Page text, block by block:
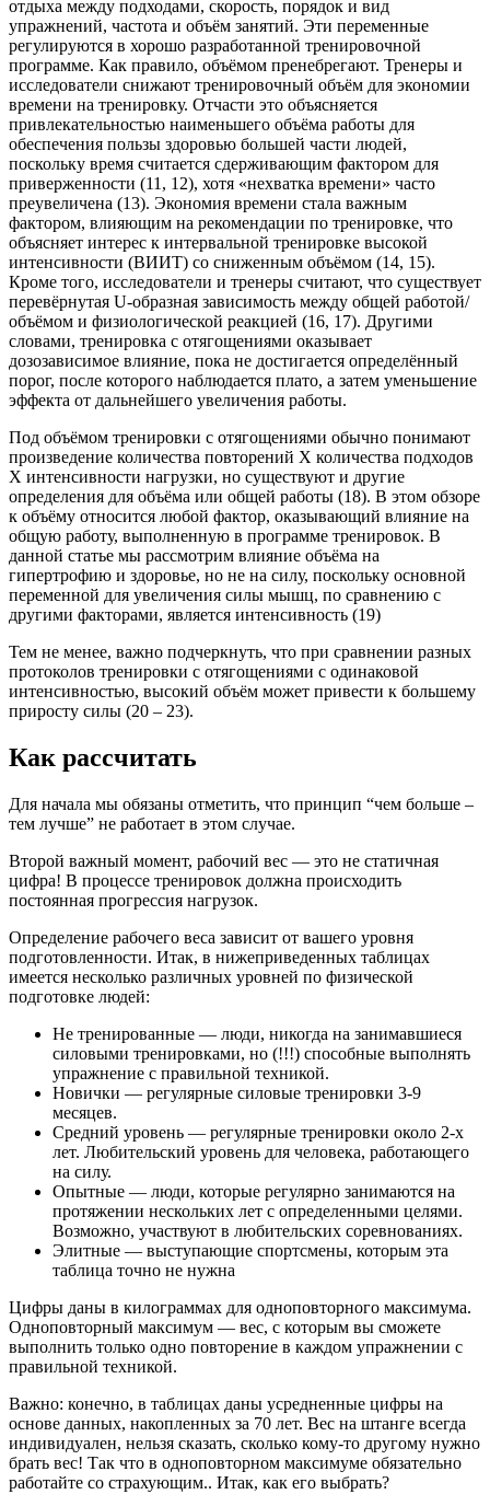
отдыха между подходами, скорость, порядок и вид
упражнений, частота и объём занятий. Эти переменные
регулируются в хорошо разработанной тренировочной
программе. Как правило, объёмом пренебрегают. Тренеры и
исследователи снижают тренировочный объём для экономии
времени на тренировку. Отчасти это объясняется
привлекательностью наименьшего объёма работы для
обеспечения пользы здоровью большей части людей,
поскольку время считается сдерживающим фактором для
приверженности (11, 12), хотя «нехватка времени» часто
преувеличена (13). Экономия времени стала важным
фактором, влияющим на рекомендации по тренировке, что
объясняет интерес к интервальной тренировке высокой
интенсивности (ВИИТ) со сниженным объёмом (14, 15).
Кроме того, исследователи и тренеры считают, что существует
перевёрнутая U-образная зависимость между общей работой/
объёмом и физиологической реакцией (16, 17). Другими
словами, тренировка с отягощениями оказывает
дозозависимое влияние, пока не достигается определённый
порог, после которого наблюдается плато, а затем уменьшение
эффекта от дальнейшего увеличения работы.
Под объёмом тренировки с отягощениями обычно понимают
произведение количества повторений Х количества подходов
Х интенсивности нагрузки, но существуют и другие
определения для объёма или общей работы (18). В этом обзоре
к объёму относится любой фактор, оказывающий влияние на
общую работу, выполненную в программе тренировок. В
данной статье мы рассмотрим влияние объёма на
гипертрофию и здоровье, но не на силу, поскольку основной
переменной для увеличения силы мышц, по сравнению с
другими факторами, является интенсивность (19)
Тем не менее, важно подчеркнуть, что при сравнении разных
протоколов тренировки с отягощениями с одинаковой
интенсивностью, высокий объём может привести к большему
приросту силы (20 – 23).
Как рассчитать
Для начала мы обязаны отметить, что принцип “чем больше –
тем лучше” не работает в этом случае.
Второй важный момент, рабочий вес — это не статичная
цифра! В процессе тренировок должна происходить
постоянная прогрессия нагрузок.
Определение рабочего веса зависит от вашего уровня
подготовленности. Итак, в нижеприведенных таблицах
имеется несколько различных уровней по физической
подготовке людей:
Не тренированные — люди, никогда на занимавшиеся
силовыми тренировками, но (!!!) способные выполнять
упражнение с правильной техникой.
Новички — регулярные силовые тренировки 3-9
месяцев.
Средний уровень — регулярные тренировки около 2-х
лет. Любительский уровень для человека, работающего
на силу.
Опытные — люди, которые регулярно занимаются на
протяжении нескольких лет с определенными целями.
Возможно, участвуют в любительских соревнованиях.
Элитные — выступающие спортсмены, которым эта
таблица точно не нужна
Цифры даны в килограммах для одноповторного максимума.
Одноповторный максимум — вес, с которым вы сможете
выполнить только одно повторение в каждом упражнении с
правильной техникой.
Важно: конечно, в таблицах даны усредненные цифры на
основе данных, накопленных за 70 лет. Вес на штанге всегда
индивидуален, нельзя сказать, сколько кому-то другому нужно
брать вес! Так что в одноповторном максимуме обязательно
работайте со страхующим.. Итак, как его выбрать?